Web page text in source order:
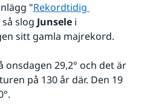
"Rekordtidig
till annan webbplats.
så slog Junsele i
sitt gamla majrekord.
onsdagen 29,2° och det är
på 130 år där. Den 19